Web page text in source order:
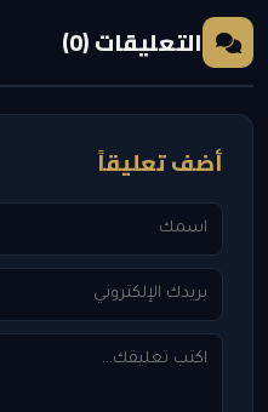
التعليقات (0)
أضف تعليقاً